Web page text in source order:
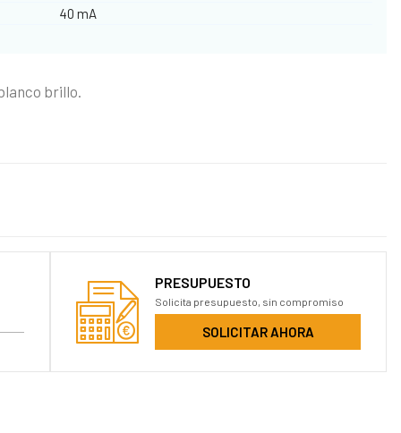
40 mA
brillo.
PRESUPUESTO
Solicita presupuesto, sin compromiso
SOLICITAR AHORA